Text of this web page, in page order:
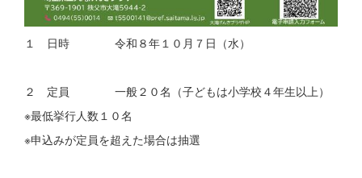
１ 日時 令和８年１０月７日（水）
２ 定員 一般２０名（子どもは小学校４年生以上）
※最低挙行人数１０名
※申込みが定員を超えた場合は抽選